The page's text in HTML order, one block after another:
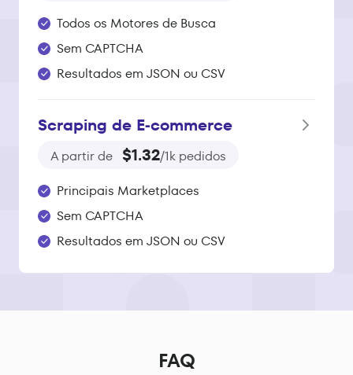
Todos os Motores de Busca
Sem CAPTCHA
Resultados em JSON ou CSV
Scraping de E‑commerce
A partir de $1.32/1k pedidos
Principais Marketplaces
Sem CAPTCHA
Resultados em JSON ou CSV
FAQ